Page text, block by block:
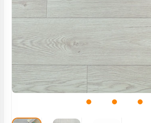
Террасная доска
Пробковое покрытие
Ковровая плитка
Плинтус